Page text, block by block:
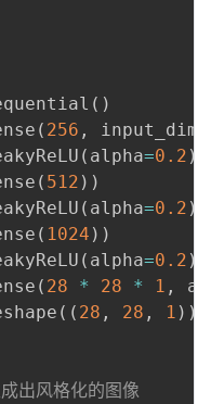
( )
( 256 , input_dim
( alpha=0.2 )
( 512 ) )
( alpha=0.2 )
( 1024 ) )
( alpha=0.2 )
( 28 * 28 * 1 ,
( ( 28 , 28 , 1 ) )
出风格化的图像